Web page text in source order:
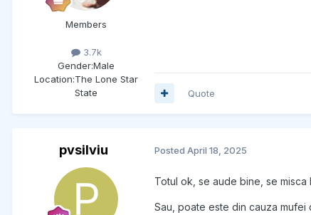
Members
3.7k
Gender:Male
Location:The Lone Star
State
Quote
pvsilviu Posted April 18, 2025
Totul ok, se aude bine, se
Sau, poate este din cauza